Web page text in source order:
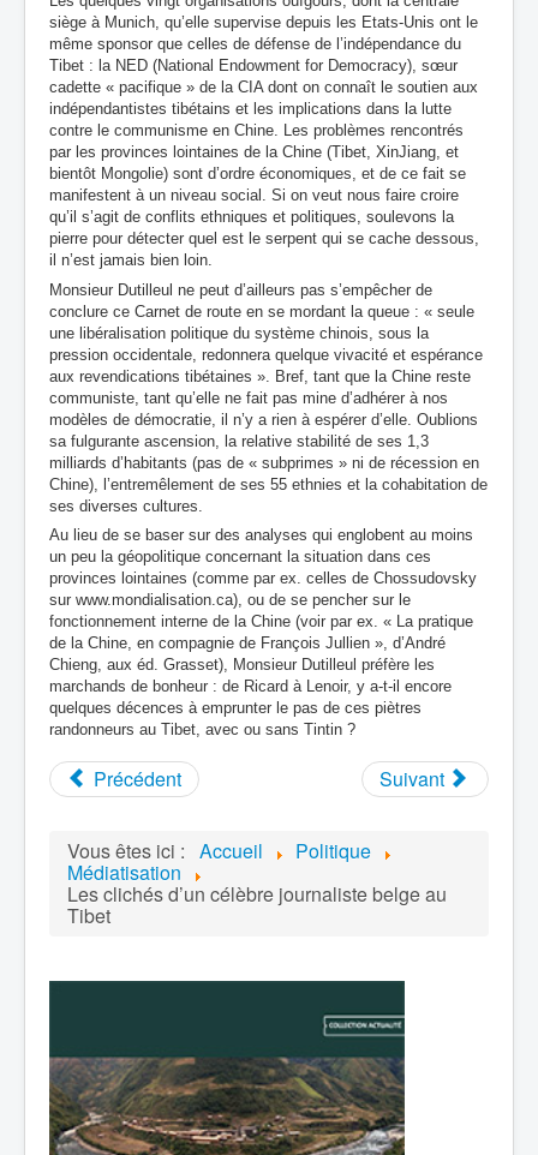
siège à Munich, qu’elle supervise depuis les Etats-Unis ont le
même sponsor que celles de défense de l’indépendance du
Tibet : la NED (National Endowment for Democracy), sœur
cadette « pacifique » de la CIA dont on connaît le soutien aux
indépendantistes tibétains et les implications dans la lutte
contre le communisme en Chine. Les problèmes rencontrés
par les provinces lointaines de la Chine (Tibet, XinJiang, et
bientôt Mongolie) sont d’ordre économiques, et de ce fait se
manifestent à un niveau social. Si on veut nous faire croire
qu’il s’agit de conflits ethniques et politiques, soulevons la
pierre pour détecter quel est le serpent qui se cache dessous,
il n’est jamais bien loin.
Monsieur Dutilleul ne peut d’ailleurs pas s’empêcher de
conclure ce Carnet de route en se mordant la queue : « seule
une libéralisation politique du système chinois, sous la
pression occidentale, redonnera quelque vivacité et espérance
aux revendications tibétaines ». Bref, tant que la Chine reste
communiste, tant qu’elle ne fait pas mine d’adhérer à nos
modèles de démocratie, il n’y a rien à espérer d’elle. Oublions
sa fulgurante ascension, la relative stabilité de ses 1,3
milliards d’habitants (pas de « subprimes » ni de récession en
Chine), l’entremêlement de ses 55 ethnies et la cohabitation de
ses diverses cultures.
Au lieu de se baser sur des analyses qui englobent au moins
un peu la géopolitique concernant la situation dans ces
provinces lointaines (comme par ex. celles de Chossudovsky
sur www.mondialisation.ca), ou de se pencher sur le
fonctionnement interne de la Chine (voir par ex. « La pratique
de la Chine, en compagnie de François Jullien », d’André
Chieng, aux éd. Grasset), Monsieur Dutilleul préfère les
marchands de bonheur : de Ricard à Lenoir, y a-t-il encore
quelques décences à emprunter le pas de ces piètres
randonneurs au Tibet, avec ou sans Tintin ?
Précédent Suivant
Vous êtes ici : Accueil Politique
Médiatisation
Les clichés d’un célèbre journaliste belge au
Tibet